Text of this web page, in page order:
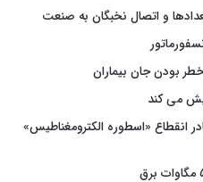
و اتصال نخبگان به صنعت
بودن جان بیماران
می کند
انقطاع «اسطوره الکترومغناطیس»